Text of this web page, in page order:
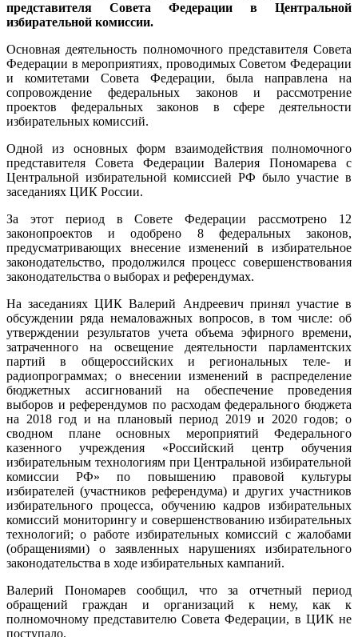
представителя Совета Федерации в Центральной
избирательной комиссии.
Основная деятельность полномочного представителя Совета
Федерации в мероприятиях, проводимых Советом Федерации
и комитетами Совета Федерации, была направлена на
сопровождение федеральных законов и рассмотрение
проектов федеральных законов в сфере деятельности
избирательных комиссий.
Одной из основных форм взаимодействия полномочного
представителя Совета Федерации Валерия Пономарева с
Центральной избирательной комиссией РФ было участие в
заседаниях ЦИК России.
За этот период в Совете Федерации рассмотрено 12
законопроектов и одобрено 8 федеральных законов,
предусматривающих внесение изменений в избирательное
законодательство, продолжился процесс совершенствования
законодательства о выборах и референдумах.
На заседаниях ЦИК Валерий Андреевич принял участие в
обсуждении ряда немаловажных вопросов, в том числе: об
утверждении результатов учета объема эфирного времени,
затраченного на освещение деятельности парламентских
партий в общероссийских и региональных теле- и
радиопрограммах; о внесении изменений в распределение
бюджетных ассигнований на обеспечение проведения
выборов и референдумов по расходам федерального бюджета
на 2018 год и на плановый период 2019 и 2020 годов; о
сводном плане основных мероприятий Федерального
казенного учреждения «Российский центр обучения
избирательным технологиям при Центральной избирательной
комиссии РФ» по повышению правовой культуры
избирателей (участников референдума) и других участников
избирательного процесса, обучению кадров избирательных
комиссий мониторингу и совершенствованию избирательных
технологий; о работе избирательных комиссий с жалобами
(обращениями) о заявленных нарушениях избирательного
законодательства в ходе избирательных кампаний.
Валерий Пономарев сообщил, что за отчетный период
обращений граждан и организаций к нему, как к
полномочному представителю Совета Федерации, в ЦИК не
поступало.